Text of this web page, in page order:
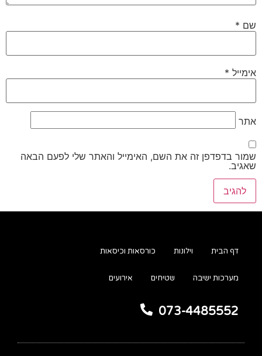
שם *
אימייל *
אתר
שמור בדפדפן זה את השם, האימייל והאתר שלי לפעם הבאה
שאגיב.
דף הבית וילונות כורסאות וכיסאות
מערכות ישיבה שטיחים אירועים
073-4485552